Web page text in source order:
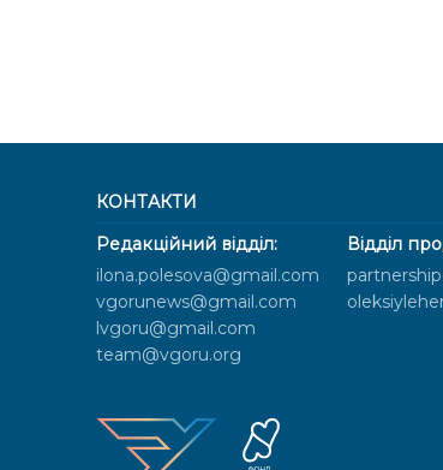
КОНТАКТИ
Редакційний відділ:
ilona.polesova@gmail.com
vgorunews@gmail.com
lvgoru@gmail.com
team@vgoru.org
Відділ